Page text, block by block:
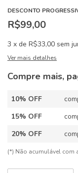
DESCONTO
R$99,00
3 x de R$33,00 sem
Ver mais detalhes
Compre mais,
10% OFF
15% OFF
20% OFF
(*) Não acumulável